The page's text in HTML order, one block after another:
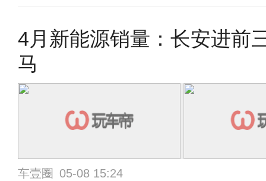
4月新能源销量：长安进前
马
车壹圈 05-08 15:24